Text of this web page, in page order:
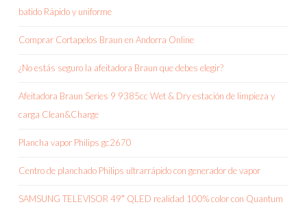
batido Rápido y uniforme
Comprar Cortapelos Braun en Andorra Online
¿No estás seguro la afeitadora Braun que debes elegir?
Afeitadora Braun Series 9 9385cc Wet & Dry estación de limpieza y
carga Clean&Charge
Plancha vapor Philips gc2670
Centro de planchado Philips ultrarrápido con generador de vapor
SAMSUNG TELEVISOR 49″ QLED realidad 100% color con Quantum